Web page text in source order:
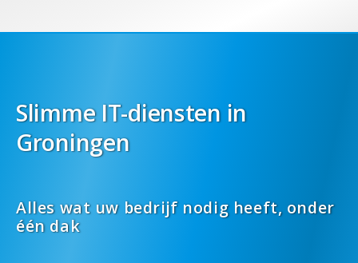
Slimme IT-diensten in
Groningen
Alles wat uw bedrijf nodig heeft, onder
één dak